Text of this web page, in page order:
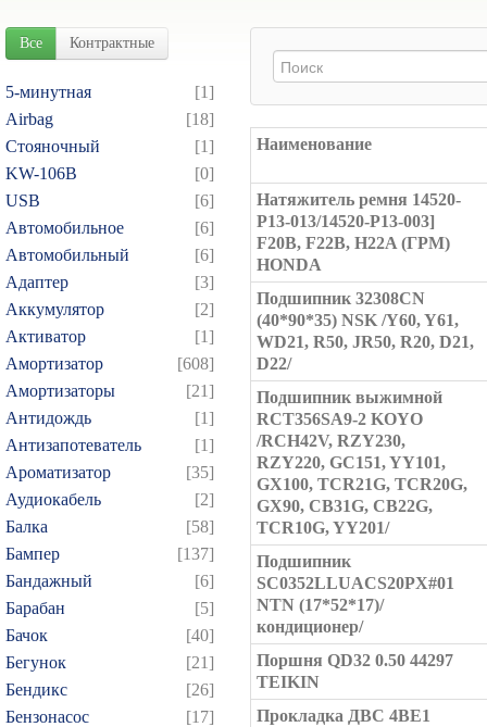
Все Контрактные
5-минутная
[1]
Airbag
[18]
Cтояночный
[1]
KW-106B
[0]
USB
[6]
Автомобильное
[6]
Автомобильный
[6]
Адаптер
[3]
Аккумулятор
[2]
Активатор
[1]
Амортизатор
[608]
Амортизаторы
[21]
Антидождь
[1]
Антизапотеватель
[1]
Ароматизатор
[35]
Аудиокабель
[2]
Балка
[58]
Бампер
[137]
Бандажный
[6]
Барабан
[5]
Бачок
[40]
Бегунок
[21]
Бендикс
[26]
Бензонасос
[17]
Наименование
Натяжитель ремня 14520-
P13-013/14520-P13-003]
F20B, F22B, H22A (ГРМ)
HONDA
Подшипник 32308CN
(40*90*35) NSK /Y60, Y61,
WD21, R50, JR50, R20, D21,
D22/
Подшипник выжимной
RCT356SA9-2 KOYO
/RCH42V, RZY230,
RZY220, GC151, YY101,
GX100, TCR21G, TCR20G,
GX90, CB31G, CB22G,
TCR10G, YY201/
Подшипник
SC0352LLUACS20PX#01
NTN (17*52*17)/
кондиционер/
Поршня QD32 0.50 44297
TEIKIN
Прокладка ДВС 4BE1